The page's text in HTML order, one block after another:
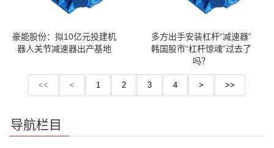
豪能股份：拟10亿元投建机
器人关节减速器出产基地
多方出手安装杠杆“减速器”
韩国股市“杠杆惊魂”过去了
吗？
<< < 1 2 3 4 > >>
导航栏目